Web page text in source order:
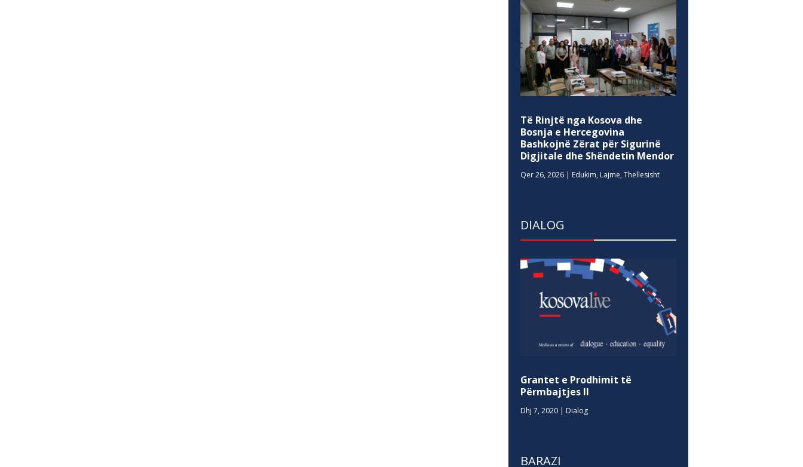
Të Rinjtë nga Kosova dhe
Bosnja e Hercegovina
Bashkojnë Zërat për Sigurinë
Digjitale dhe Shëndetin Mendor
Qer 26, 2026 | Edukim, Lajme,Thellesisht
DIALOG
Grantet e Prodhimit të
Përmbajtjes II
Dhj 7, 2020 | Dialog
BARAZI